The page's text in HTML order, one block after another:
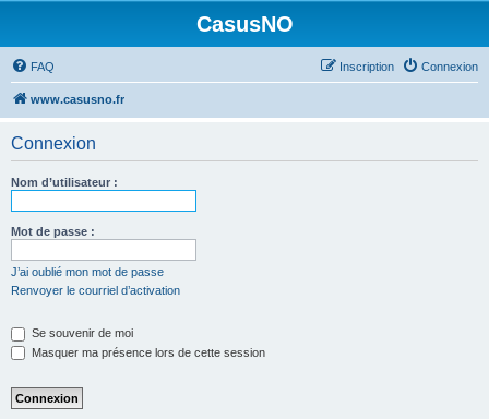
CasusNO
FAQ Connexion
Inscription
www.casusno.fr
Connexion
Nom d’utilisateur :
Mot de passe :
J’ai oublié mon mot de passe
Renvoyer le courriel d’activation
Se souvenir de moi
Masquer ma présence lors de cette session